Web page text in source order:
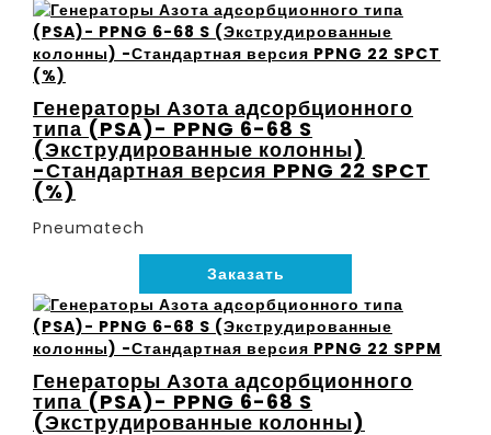
Генераторы Азота адсорбционного
типа (PSA)- PPNG 6-68 S
(Экструдированные колонны)
-Стандартная версия PPNG 22 SPCT
(%)
Pneumatech
Заказать
Генераторы Азота адсорбционного
типа (PSA)- PPNG 6-68 S
(Экструдированные колонны)